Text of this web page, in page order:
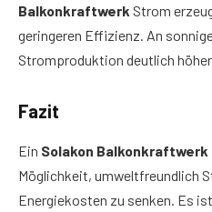
Balkonkraftwerk Strom
geringeren Effizienz. An
Stromproduktion deutlich
Fazit
Ein Solakon Balkonkraftwerk
Möglichkeit, umweltfreundlich
Energiekosten zu senken. Es